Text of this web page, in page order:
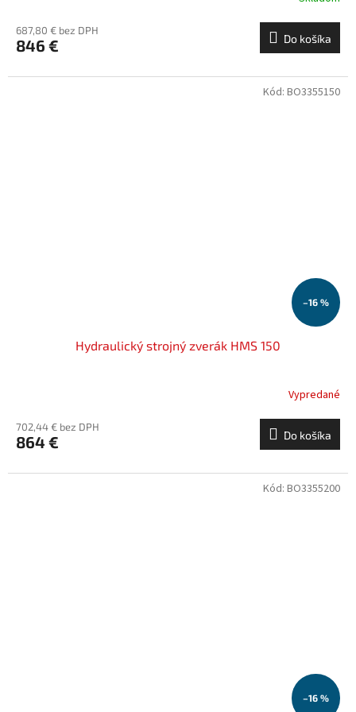
687,80 € bez DPH
846 € Do košíka
–16 %
Hydraulický strojný zverák HMS 150
Vypredané
702,44 € bez DPH
864 € Do košíka
Kód: BO3355150
–16 %
Kód: BO3355200